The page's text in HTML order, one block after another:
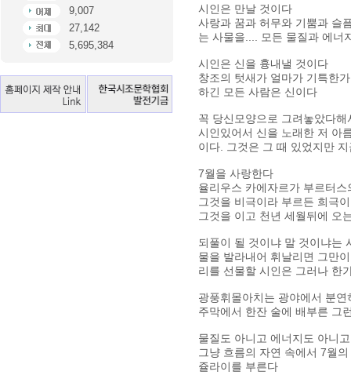
9,007
27,142
5,695,384
시인은 만날 것이다
사랑과 꿈과 허무와 기뿜과 슬
는 사물을.... 모든 물질과 에너
시인은 신을 흉내낼 것이다
창조의 텃새가 얼마가 기특한
하긴 모든 사람은 신이다
꼭 당신모양으로 그려놓았다해
시인있어서 신을 노래한 저 아
이다. 그것은 그 때 있었지만
7월을 사랑한다
율리우스 카에자르가 부르터
그것을 비극이라 부르든 희극
그것을 이고 천년 세월뒤에 오
되풀이 될 것이냐 말 것이냐는
물을 발라내어 휘날리면 그만
리를 선물할 시인은 그러나 한
광풍휘몰아치는 광야에서 분
주막에서 한잔 술에 배부른 그
물질도 아니고 에너지도 아니
그냥 흐름의 자연 속에서 7월
쥴라이를 부른다